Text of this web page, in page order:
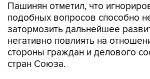
Пашинян отметил, что
подобных вопросов способно
затормозить дальнейшее
негативно повлиять на
стороны граждан и делового
стран Союза.